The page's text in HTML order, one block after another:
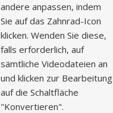
andere anpassen, indem
Sie auf das Zahnrad-Icon
klicken. Wenden Sie diese,
falls erforderlich, auf
sämtliche Videodateien an
und klicken zur Bearbeitung
auf die Schaltfläche
"Konvertieren".